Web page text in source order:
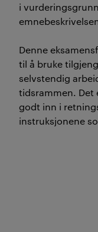
i
Denne
til å bruke
selvstendig
tidsrammen. Det
godt inn i
instruksjonene